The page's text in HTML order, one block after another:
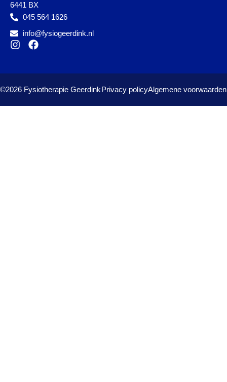
6441 BX
045 564 1626
info@fysiogeerdink.nl
Privacy policyAlgemene voorwaarden
©2026 Fysiotherapie Geerdink